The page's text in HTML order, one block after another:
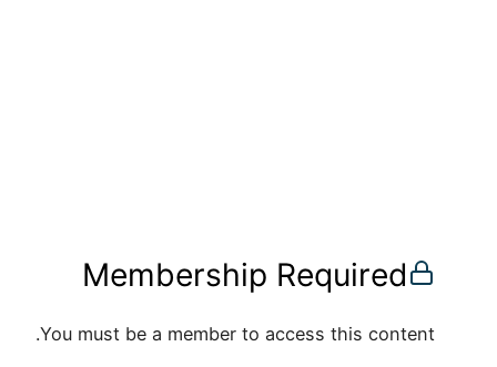
Membership Required
You must be a member to access this content.